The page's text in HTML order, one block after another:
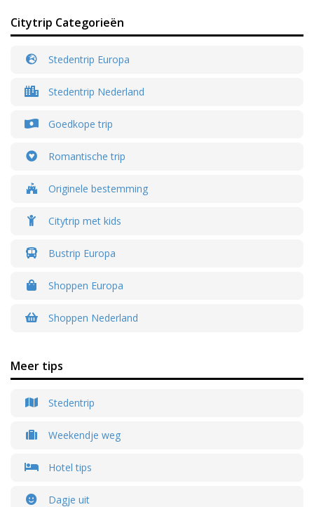
Citytrip Categorieën
Stedentrip Europa
Stedentrip Nederland
Goedkope trip
Romantische trip
Originele bestemming
Citytrip met kids
Bustrip Europa
Shoppen Europa
Shoppen Nederland
Meer tips
Stedentrip
Weekendje weg
Hotel tips
Dagje uit